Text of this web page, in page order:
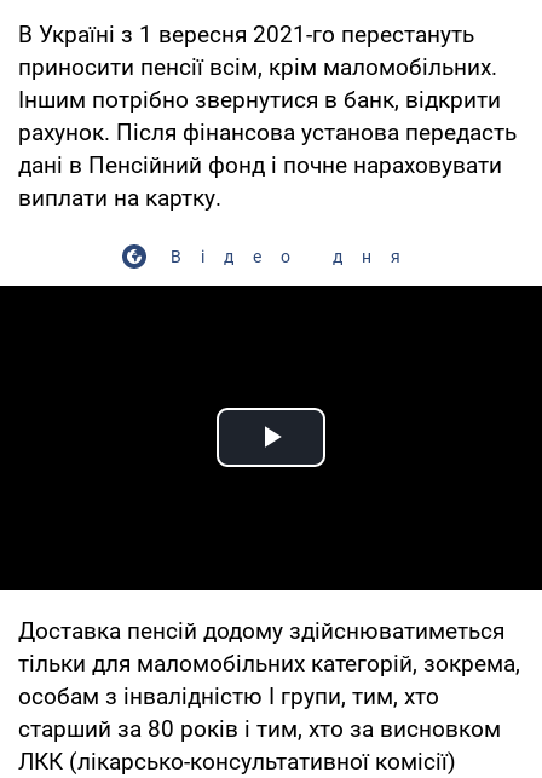
В Україні з 1 вересня 2021-го перестануть
приносити пенсії всім, крім маломобільних.
Іншим потрібно звернутися в банк, відкрити
рахунок. Після фінансова установа передасть
дані в Пенсійний фонд і почне нараховувати
виплати на картку.
Відео дня
Play Video
Доставка пенсій додому здійснюватиметься
тільки для маломобільних категорій, зокрема,
особам з інвалідністю I групи, тим, хто
старший за 80 років і тим, хто за висновком
ЛКК (лікарсько-консультативної комісії)